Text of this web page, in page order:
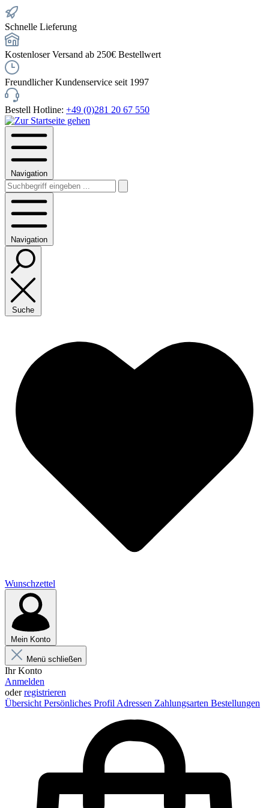
Schnelle Lieferung
Kostenloser Versand ab 250€ Bestellwert
Freundlicher Kundenservice seit 1997
Bestell Hotline: +49 (0)281 20 67 550
Navigation
Navigation
Suche
Wunschzettel
Mein Konto
Menü schließen
Ihr Konto
Anmelden
oderregistrieren
Übersicht Persönliches Profil Adressen Zahlungsarten Bestellungen